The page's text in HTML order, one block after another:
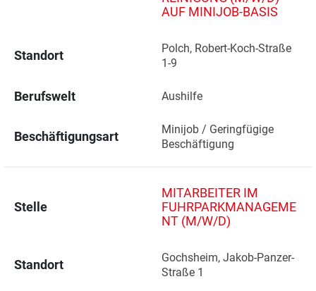
AUF MINIJOB-BASIS
Standort
Polch, Robert-Koch-Straße
1-9
Berufswelt Aushilfe
Beschäftigungsart
Minijob / Geringfügige
Beschäftigung
Stelle
MITARBEITER IM
FUHRPARKMANAGEME
NT (M/W/D)
Standort
Gochsheim, Jakob-Panzer-
Straße 1